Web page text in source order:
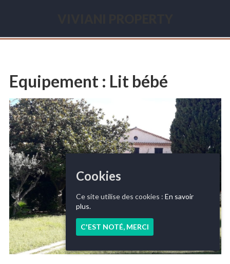
renting
Equipement : Lit bébé
Cookies
Ce site utilise des cookies : En savoir
plus.
C'EST NOTÉ, MERCI